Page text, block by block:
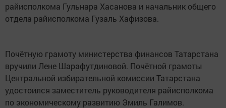
райисполкома Гульнара Хасанова и начальник общего
отдела райисполкома Гузаль Хафизова.
Почётную грамоту министерства финансов Татарстана
вручили Лене Шарафутдиновой. Почётной грамоты
Центральной избирательной комиссии Татарстана
удостоился заместитель руководителя райисполкома
по экономическому развитию Эмиль Галимов.